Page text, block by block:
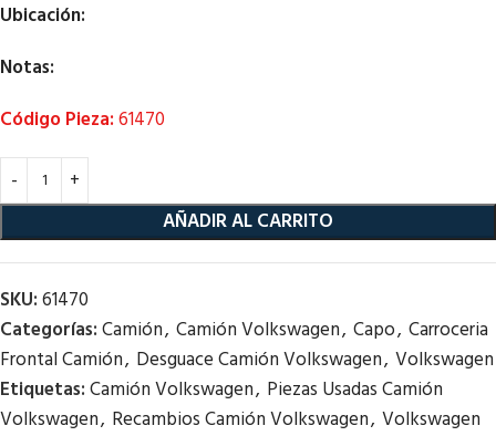
Ubicación:
Notas:
Código Pieza:61470
AÑADIR AL CARRITO
SKU:61470
Categorías:Camión, Camión Volkswagen, Capo, Carroceria
Frontal Camión, Desguace Camión Volkswagen, Volkswagen
Etiquetas:Camión Volkswagen, Piezas Usadas Camión
Volkswagen, Recambios Camión Volkswagen, Volkswagen